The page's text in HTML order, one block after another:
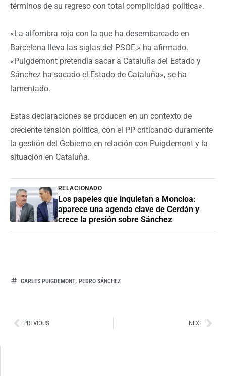
términos de su regreso con total complicidad política».
«La alfombra roja con la que ha desembarcado en
Barcelona lleva las siglas del PSOE,» ha afirmado.
«Puigdemont pretendía sacar a Cataluña del Estado y
Sánchez ha sacado el Estado de Cataluña», se ha
lamentado.
Estas declaraciones se producen en un contexto de
creciente tensión política, con el PP criticando duramente
la gestión del Gobierno en relación con Puigdemont y la
situación en Cataluña.
RELACIONADO
Los papeles que inquietan a Moncloa:
aparece una agenda clave de Cerdán y
crece la presión sobre Sánchez
CARLES PUIGDEMONT, PEDRO SÁNCHEZ
AntPREVIOUS NEXT